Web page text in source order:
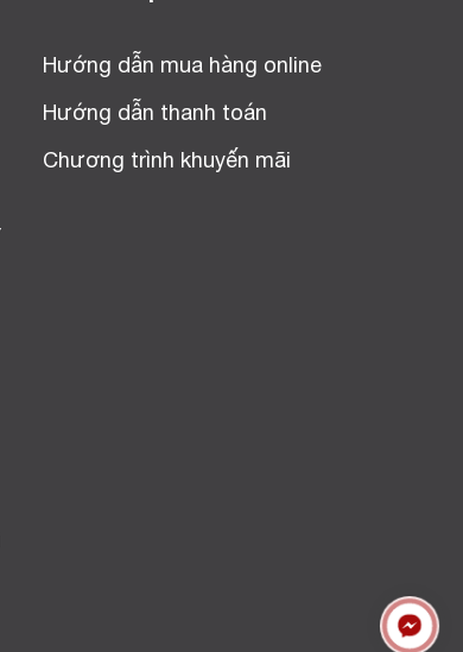
Hướng dẫn mua hàng online
Hướng dẫn thanh toán
Chương trình khuyến mãi